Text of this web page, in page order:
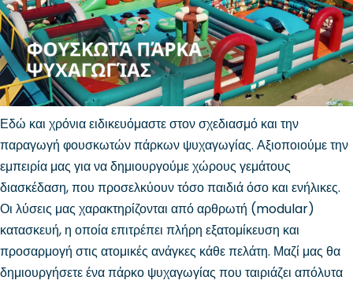
Εδώ και χρόνια ειδικευόμαστε στον σχεδιασμό και την
παραγωγή φουσκωτών πάρκων ψυχαγωγίας. Αξιοποιούμε την
εμπειρία μας για να δημιουργούμε χώρους γεμάτους
διασκέδαση, που προσελκύουν τόσο παιδιά όσο και ενήλικες.
Οι λύσεις μας χαρακτηρίζονται από αρθρωτή (modular)
κατασκευή, η οποία επιτρέπει πλήρη εξατομίκευση και
προσαρμογή στις ατομικές ανάγκες κάθε πελάτη. Μαζί μας θα
δημιουργήσετε ένα πάρκο ψυχαγωγίας που ταιριάζει απόλυτα